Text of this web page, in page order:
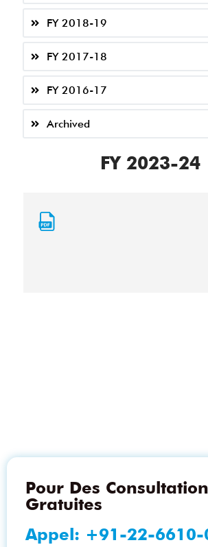
FY 2018-19
FY 2017-18
FY 2016-17
Archived
FY 2023-24
Pour Des
Gratuites
Appel: +91-22-6610-